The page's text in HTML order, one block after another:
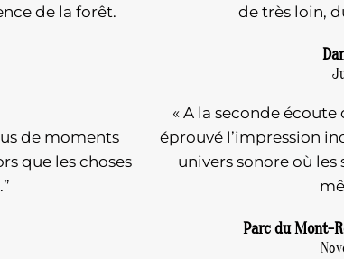
de la forêt.
de moments
que les choses
de très loin,
« A la seconde écoute
éprouvé l’impression
univers sonore où
Parc du Mont-